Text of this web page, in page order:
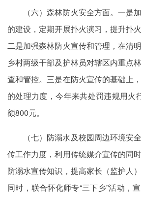
（六）森林防火安全方面。一是
的建设，定期开展扑火演习，提升扑
二是加强森林防火宣传和管理，在清
乡村两级干部及护林员对辖区内重点
查和管控。三是在防火宣传的基础上
的处理力度，今年来共处罚违规用火
额800元。
（七）防溺水及校园周边环境安
传工作力度，利用传统媒介宣传的同
防溺水宣传知识，提高家长（监护人
同时，联合怀化师专“三下乡”活动，